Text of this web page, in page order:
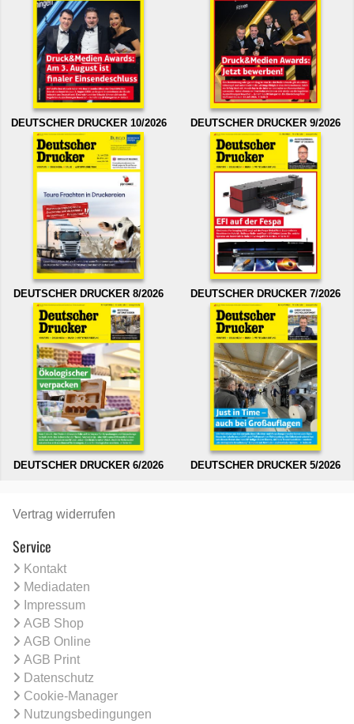
DEUTSCHER DRUCKER 10/2026 DEUTSCHER DRUCKER 9/2026
DEUTSCHER DRUCKER 8/2026 DEUTSCHER DRUCKER 7/2026
DEUTSCHER DRUCKER 6/2026 DEUTSCHER DRUCKER 5/2026
Vertrag widerrufen
Service
Kontakt
Mediadaten
Impressum
AGB Shop
AGB Online
AGB Print
Datenschutz
Cookie-Manager
Nutzungsbedingungen